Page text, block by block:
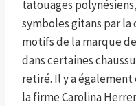
tatouages
symboles gitans par la
motifs de la marque
dans certaines
retiré. Il y a
la firme Carolina